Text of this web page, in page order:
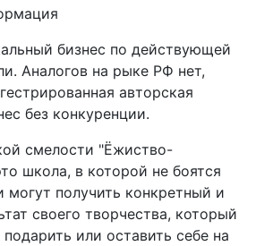
бизнес по действующей
Аналогов на рыке РФ нет,
авторская
без конкуренции.
смелости "Ёжиство-
школа, в которой не боятся
могут получить конкретный и
своего творчества, который
или оставить себе на